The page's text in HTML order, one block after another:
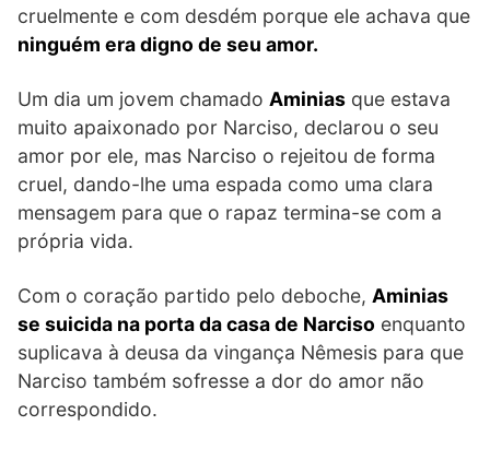
cruelmente e com desdém porque ele achava que
ninguém era digno de seu amor.
Um dia um jovem chamado Aminias que estava
muito apaixonado por Narciso, declarou o seu
amor por ele, mas Narciso o rejeitou de forma
cruel, dando-lhe uma espada como uma clara
mensagem para que o rapaz termina-se com a
própria vida.
Com o coração partido pelo deboche, Aminias
se suicida na porta da casa de Narciso enquanto
suplicava à deusa da vingança Nêmesis para que
Narciso também sofresse a dor do amor não
correspondido.